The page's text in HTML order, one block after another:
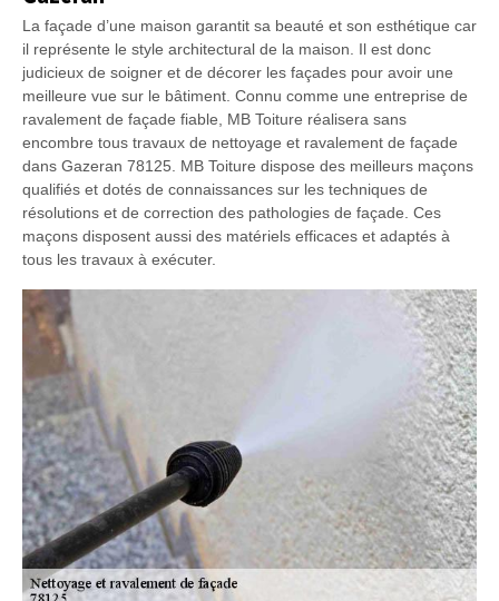
La façade d’une maison garantit sa beauté et son esthétique car
il représente le style architectural de la maison. Il est donc
judicieux de soigner et de décorer les façades pour avoir une
meilleure vue sur le bâtiment. Connu comme une entreprise de
ravalement de façade fiable, MB Toiture réalisera sans
encombre tous travaux de nettoyage et ravalement de façade
dans Gazeran 78125. MB Toiture dispose des meilleurs maçons
qualifiés et dotés de connaissances sur les techniques de
résolutions et de correction des pathologies de façade. Ces
maçons disposent aussi des matériels efficaces et adaptés à
tous les travaux à exécuter.